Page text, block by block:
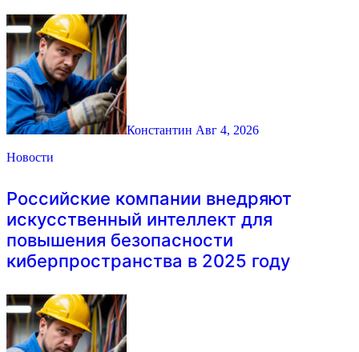
Константин Авг 4, 2026
Новости
Российские компании внедряют
искусственный интеллект для
повышения безопасности
киберпространства в 2025 году